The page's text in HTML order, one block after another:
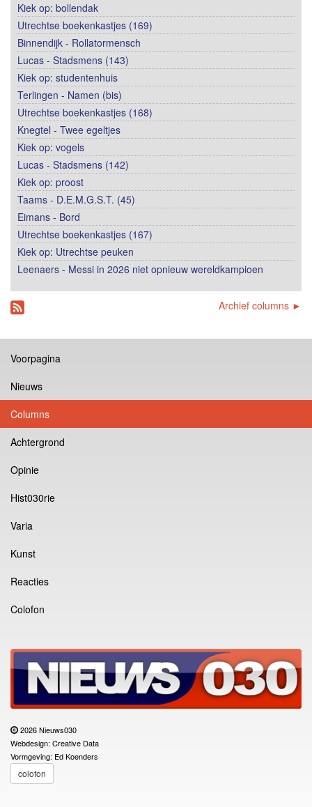
Kiek op: bollendak
Utrechtse boekenkastjes (169)
Binnendijk - Rollatormensch
Lucas - Stadsmens (143)
Kiek op: studentenhuis
Terlingen - Namen (bis)
Utrechtse boekenkastjes (168)
Knegtel - Twee egeltjes
Kiek op: vogels
Lucas - Stadsmens (142)
Kiek op: proost
Taams - D.E.M.G.S.T. (45)
Eimans - Bord
Utrechtse boekenkastjes (167)
Kiek op: Utrechtse peuken
Leenaers - Messi in 2026 niet opnieuw wereldkampioen
Archief columns ►
Voorpagina
Nieuws
Columns
Achtergrond
Opinie
Hist030rie
Varia
Kunst
Reacties
Colofon
2026 Nieuws030
Webdesign: Creative Data
Vormgeving: Ed Koenders
colofon